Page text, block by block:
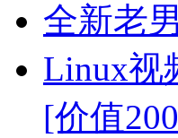
全新老
Linux视
[价值